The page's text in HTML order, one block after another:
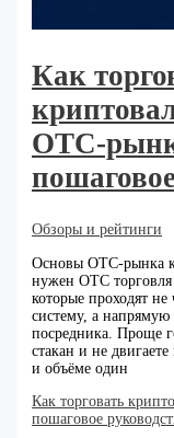
Как
Обзоры и рейтинги
Основы OTC-рынка
нужен OTC
которые проходят
систему, а
посредника. Проще
стакан и не
и объёме один
Как торговать
пошаговое